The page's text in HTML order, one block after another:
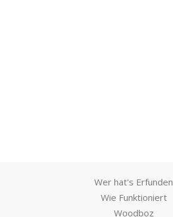
Wer hat's Erfunden
Wie Funktioniert
Woodboz